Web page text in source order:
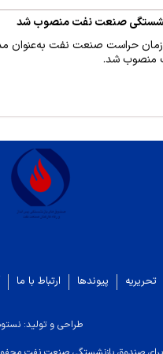
صنعت نفت منصوب شد
حراست صنعت نفت به‌عنوان
منصوب شد.
تحریریه پیوندها ارتباط با ما
طراحی و تولید: